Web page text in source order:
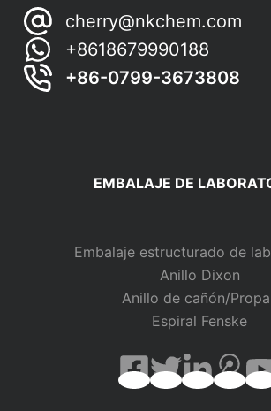
cherry@nkchem.com
+8618679990188
+86-0799-3673808
EMBALAJE DE
Embalaje estructurado de
Anillo Dixon
Anillo de cañón/
Espiral Fenske